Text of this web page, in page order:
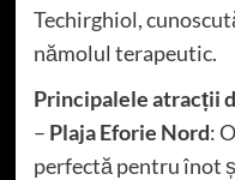
Techirghiol,
nămolul terapeutic.
Principalele atracții
– Plaja Eforie Nord:
perfectă pentru înot